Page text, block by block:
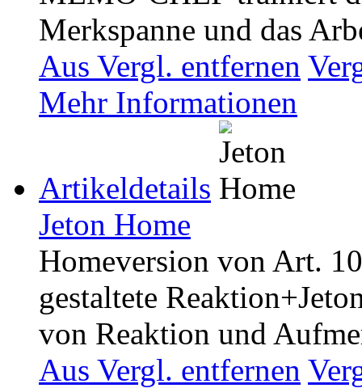
Merkspanne und das
Aus Vergl. entfernen
Mehr Informationen
Artikeldetails
Jeton Home
Homeversion von Art.
gestaltete
von Reaktion und
Aus Vergl. entfernen